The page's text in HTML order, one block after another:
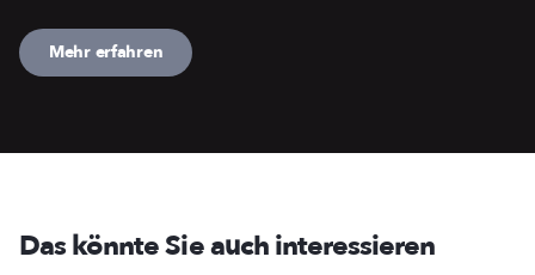
Mehr erfahren
Das könnte Sie auch interessieren